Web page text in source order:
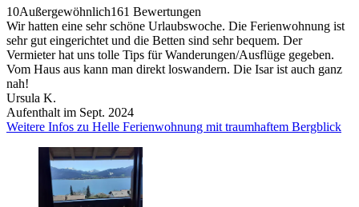
10Außergewöhnlich161 Bewertungen
Wir hatten eine sehr schöne Urlaubswoche. Die Ferienwohnung ist
sehr gut eingerichtet und die Betten sind sehr bequem. Der
Vermieter hat uns tolle Tips für Wanderungen/Ausflüge gegeben.
Vom Haus aus kann man direkt loswandern. Die Isar ist auch ganz
nah!
Ursula K.
Aufenthalt im Sept. 2024
Weitere Infos zu Helle Ferienwohnung mit traumhaftem Bergblick